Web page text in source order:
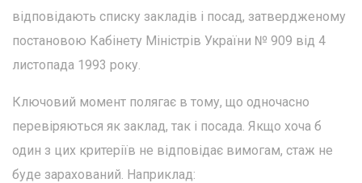
відповідають списку закладів і посад, затвердженому
постановою Кабінету Міністрів України № 909 від 4
листопада 1993 року.
Ключовий момент полягає в тому, що одночасно
перевіряються як заклад, так і посада. Якщо хоча б
один з цих критеріїв не відповідає вимогам, стаж не
буде зарахований. Наприклад: